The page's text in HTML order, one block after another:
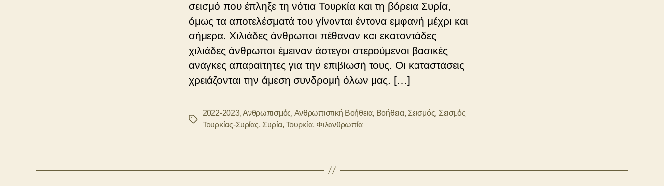
σεισμό που έπληξε τη νότια Τουρκία και τη βόρεια Συρία,
όμως τα αποτελέσματά του γίνονται έντονα εμφανή μέχρι και
σήμερα. Χιλιάδες άνθρωποι πέθαναν και εκατοντάδες
χιλιάδες άνθρωποι έμειναν άστεγοι στερούμενοι βασικές
ανάγκες απαραίτητες για την επιβίωσή τους. Οι καταστάσεις
χρειάζονται την άμεση συνδρομή όλων μας. […]
Ετικέτες
2022-2023,Ανθρωπισμός, Ανθρωπιστική Βοήθεια, Βοήθεια, Σεισμός, Σεισμός
Τουρκίας-Συρίας, Συρία, Τουρκία, Φιλανθρωπία